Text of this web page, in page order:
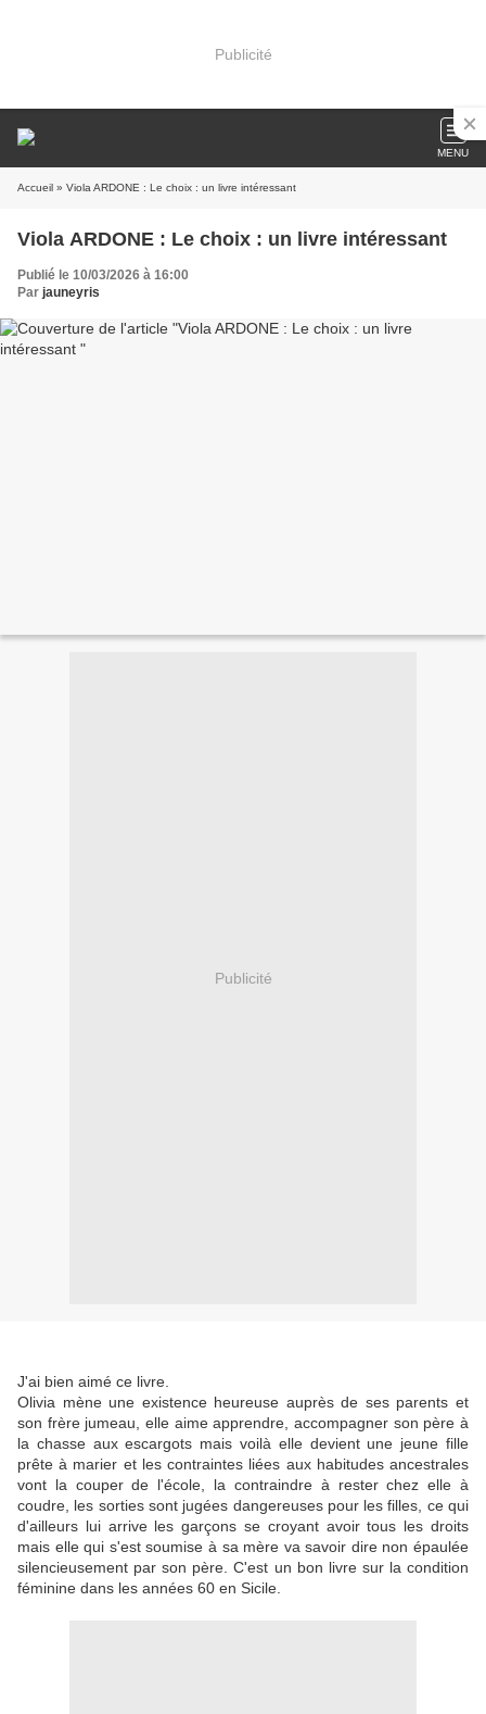
Publicité
MENU
Accueil » Viola ARDONE : Le choix : un livre intéressant
Viola ARDONE : Le choix : un livre intéressant
Publié le 10/03/2026 à 16:00
Par jauneyris
Publicité
J'ai bien aimé ce livre.
Olivia mène une existence heureuse auprès de ses parents et
son frère jumeau, elle aime apprendre, accompagner son père à
la chasse aux escargots mais voilà elle devient une jeune fille
prête à marier et les contraintes liées aux habitudes ancestrales
vont la couper de l'école, la contraindre à rester chez elle à
coudre, les sorties sont jugées dangereuses pour les filles, ce qui
d'ailleurs lui arrive les garçons se croyant avoir tous les droits
mais elle qui s'est soumise à sa mère va savoir dire non épaulée
silencieusement par son père. C'est un bon livre sur la condition
féminine dans les années 60 en Sicile.